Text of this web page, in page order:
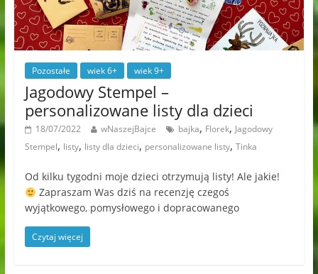
Pozostałe wiek 6+ wiek 9+
Jagodowy Stempel –
personalizowane listy dla dzieci
18/07/2022 wNaszejBajce bajka, Florek, Jagodowy
Stempel, listy, listy dla dzieci, personalizowane listy, Tinka
Od kilku tygodni moje dzieci otrzymują listy! Ale jakie!
Zapraszam Was dziś na recenzję czegoś
wyjątkowego, pomysłowego i dopracowanego
Czytaj więcej